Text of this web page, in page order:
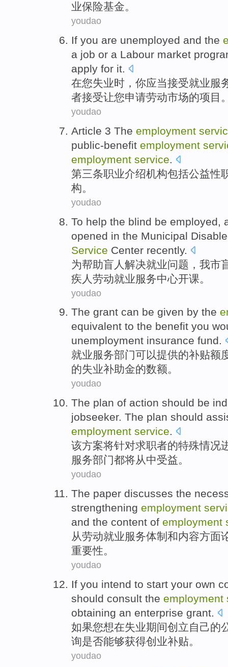
业保险基金。
youdao
If you are unemployed and the
a job or a Labour market
apply for it.
在您失业时， 你应当接受就业服
者接受让您申请劳动市场的项目
youdao
Article 3 The employment
public-benefit employment
employment service.
第三条职业介绍机构包括公益性
构。
youdao
To help the blind be employed ,
opened in the Municipal
Service Center recently.
为帮助盲人 解决就业问题，我市
疾人 劳动就业服务中心开课。
youdao
The grant can be given by the
equivalent to the benefit you
unemployment insurance fund.
就业服务部门可以提供的补贴额
的失业补助金的数额。
youdao
The plan of action should be
jobseeker. The plan should
employment service.
该方案将针对求职者的特殊情况
服务部门都将从中受益。
youdao
The paper discusses the
strengthening employment
and the content of employment
从劳动就业服务体制 和内容方面
重要性。
youdao
If you intend to start your own
should consult the employment
obtaining an enterprise grant.
如果您想在失业期间创立 自己的
询是否能够获得创业补贴。
youdao